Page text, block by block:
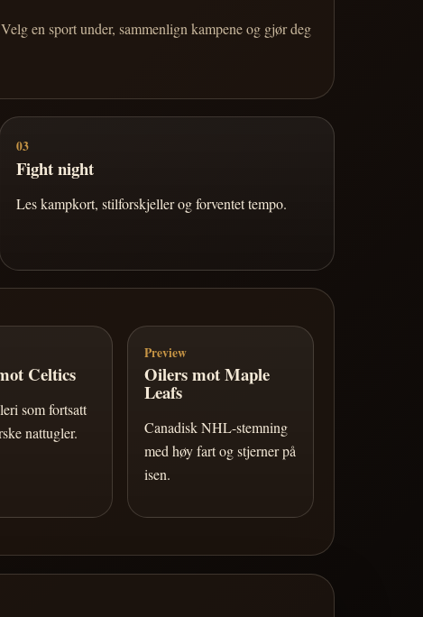
en sport under, sammenlign kampene og gjør deg
03
Fight night
Les kampkort, stilforskjeller og forventet tempo.
Celtics
som fortsatt
nattugler.
Preview
Oilers mot Maple
Leafs
Canadisk NHL-stemning
med høy fart og stjerner på
isen.